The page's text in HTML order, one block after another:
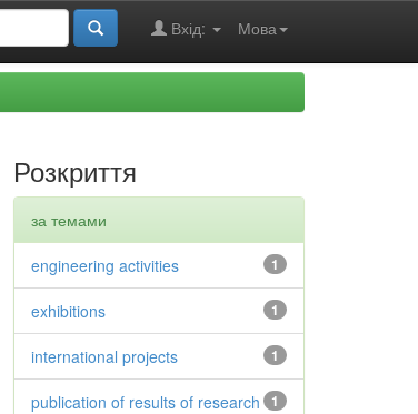
Мова
Вхід:
Розкриття
за темами
1
engineering activities
1
exhibitions
1
international projects
1
publication of results of research